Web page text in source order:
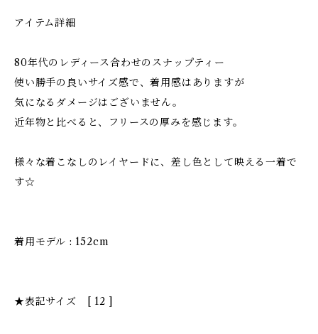
アイテム詳細
80年代のレディース合わせのスナップティー
使い勝手の良いサイズ感で、着用感はありますが
気になるダメージはございません。
近年物と比べると、フリースの厚みを感じます。
様々な着こなしのレイヤードに、差し色として映える一着で
す☆
着用モデル : 152cm
★表記サイズ [ 12 ]